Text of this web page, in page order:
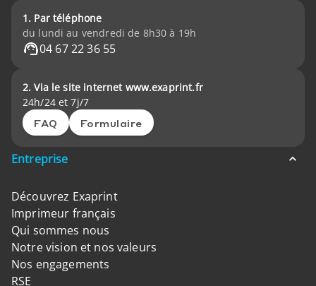
1. Par téléphone
du lundi au vendredi de 8h30 à 19h
04 67 22 36 55
2. Via le site internet www.exaprint.fr
24h/24 et 7j/7
FAQ Formulaire
Entreprise
Découvrez Exaprint
Imprimeur français
Qui sommes nous
Notre vision et nos valeurs
Nos engagements
RSE